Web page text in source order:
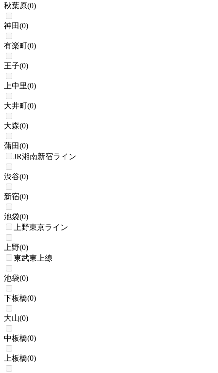
秋葉原(0)
神田(0)
有楽町(0)
王子(0)
上中里(0)
大井町(0)
大森(0)
蒲田(0)
JR湘南新宿ライン
渋谷(0)
新宿(0)
池袋(0)
上野東京ライン
上野(0)
東武東上線
池袋(0)
下板橋(0)
大山(0)
中板橋(0)
上板橋(0)